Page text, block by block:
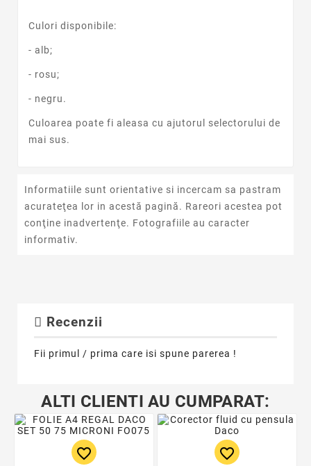
Culori disponibile:
- alb;
- rosu;
- negru.
Culoarea poate fi aleasa cu ajutorul selectorului de
mai sus.
Informatiile sunt orientative si incercam sa pastram
acurateţea lor in acestă pagină. Rareori acestea pot
conţine inadvertenţe. Fotografiile au caracter
informativ.
Recenzii
Fii primul / prima care isi spune parerea !
ALTI CLIENTI AU CUMPARAT:
favorite_border favorite_border